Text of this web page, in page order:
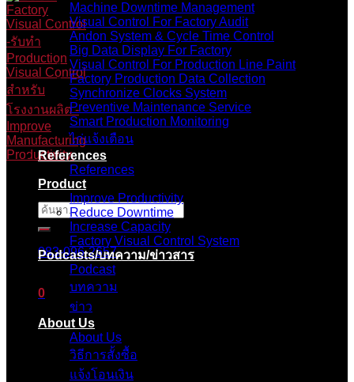
ค้นหา:
083-096-2657
0
ตะกร้าสินค้า
ไม่มีสินค้าในตะกร้า
Machine Downtime Management
Visual Control For Factory Audit
Andon System & Cycle Time Control
Big Data Display For Factory
Visual Control For Production Line Paint
Factory Production Data Collection
Synchronize Clocks System
Preventive Maintenance Service
Smart Production Monitoring
ไก่แจ้งเตือน
References
References
Product
Improve Productivity
Reduce Downtime
Increase Capacity
Factory Visual Control System
Podcasts/บทความ/ข่าวสาร
Podcast
บทความ
ข่าว
About Us
About Us
วิธีการสั้งซื้อ
แจ้งโอนเงิน